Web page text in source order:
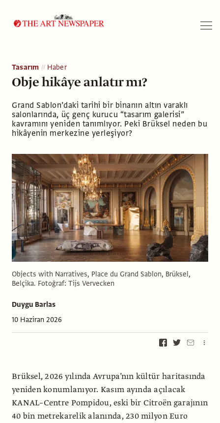
Tasarım Haber
Obje hikâye anlatır mı?
Grand Sablon’daki tarihi bir binanın altın varaklı
salonlarında, üç genç kurucu “tasarım galerisi”
kavramını yeniden tanımlıyor. Peki Brüksel neden bu
hikâyenin merkezine yerleşiyor?
Duygu Barlas
10 Haziran 2026
Objects with Narratives, Place du Grand Sablon, Brüksel,
Belçika. Fotoğraf: Tijs Vervecken
Brüksel, 2026 yılında Avrupa’nın kültür haritasında
yeniden konumlanıyor. Kasım ayında açılacak
KANAL–Centre Pompidou, eski bir Citroën garajının
40 bin metrekarelik alanında, 230 milyon Euro